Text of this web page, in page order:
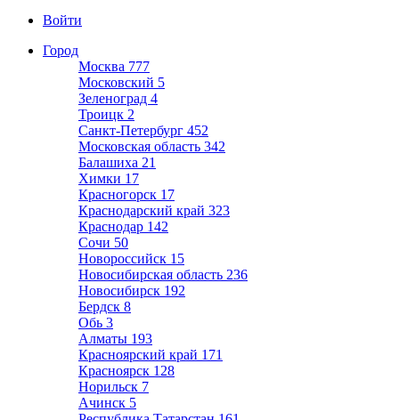
Войти
Город
Москва 777
Московский 5
Зеленоград 4
Троицк 2
Санкт-Петербург 452
Московская область 342
Балашиха 21
Химки 17
Красногорск 17
Краснодарский край 323
Краснодар 142
Сочи 50
Новороссийск 15
Новосибирская область 236
Новосибирск 192
Бердск 8
Обь 3
Алматы 193
Красноярский край 171
Красноярск 128
Норильск 7
Ачинск 5